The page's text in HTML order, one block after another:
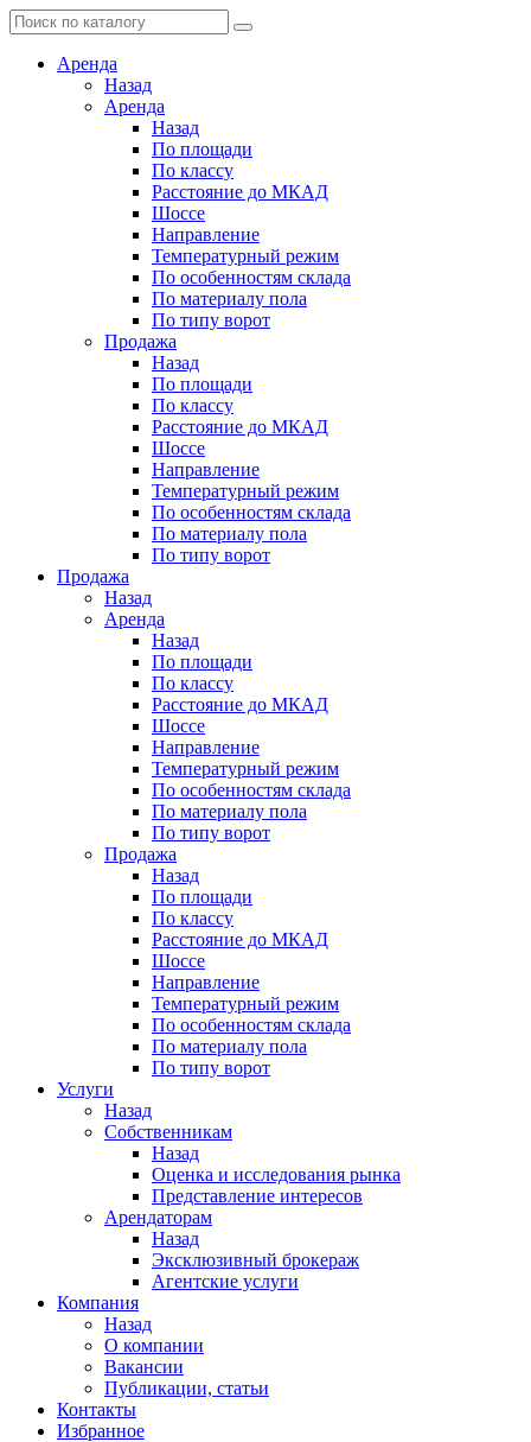
Аренда
Назад
Аренда
Назад
По площади
По классу
Расстояние до МКАД
Шоссе
Направление
Температурный режим
По особенностям склада
По материалу пола
По типу ворот
Продажа
Назад
По площади
По классу
Расстояние до МКАД
Шоссе
Направление
Температурный режим
По особенностям склада
По материалу пола
По типу ворот
Продажа
Назад
Аренда
Назад
По площади
По классу
Расстояние до МКАД
Шоссе
Направление
Температурный режим
По особенностям склада
По материалу пола
По типу ворот
Продажа
Назад
По площади
По классу
Расстояние до МКАД
Шоссе
Направление
Температурный режим
По особенностям склада
По материалу пола
По типу ворот
Услуги
Назад
Собственникам
Назад
Оценка и исследования рынка
Представление интересов
Арендаторам
Назад
Эксклюзивный брокераж
Агентские услуги
Компания
Назад
О компании
Вакансии
Публикации, статьи
Контакты
Избранное